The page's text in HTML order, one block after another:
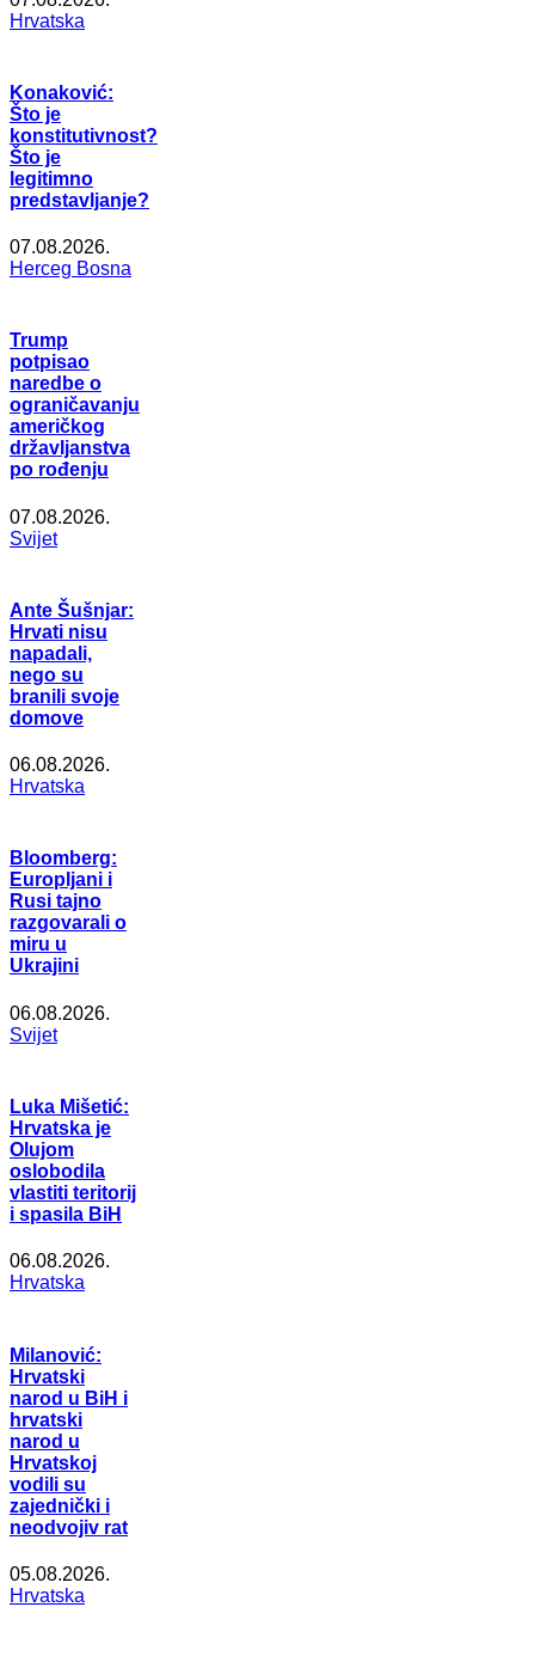
Hrvatska
Konaković:
Što je
konstitutivnost?
Što je
legitimno
predstavljanje?
07.08.2026.
Herceg Bosna
Trump
potpisao
naredbe o
ograničavanju
američkog
državljanstva
po rođenju
07.08.2026.
Svijet
Ante Šušnjar:
Hrvati nisu
napadali,
nego su
branili svoje
domove
06.08.2026.
Hrvatska
Bloomberg:
Europljani i
Rusi tajno
razgovarali o
miru u
Ukrajini
06.08.2026.
Svijet
Luka Mišetić:
Hrvatska je
Olujom
oslobodila
vlastiti teritorij
i spasila BiH
06.08.2026.
Hrvatska
Milanović:
Hrvatski
narod u BiH i
hrvatski
narod u
Hrvatskoj
vodili su
zajednički i
neodvojiv rat
05.08.2026.
Hrvatska